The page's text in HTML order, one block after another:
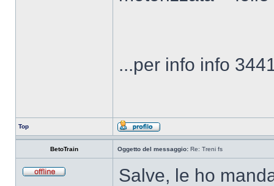
...per info info
Top
BetoTrain Oggetto del messaggio: Re: Treni fs
Salve, le ho